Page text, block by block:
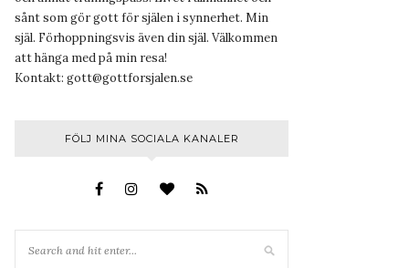
sånt som gör gott för själen i synnerhet. Min
själ. Förhoppningsvis även din själ. Välkommen
att hänga med på min resa!
Kontakt: gott@gottforsjalen.se
FÖLJ MINA SOCIALA KANALER